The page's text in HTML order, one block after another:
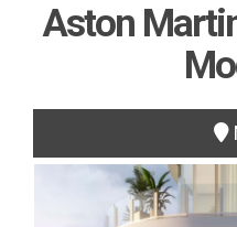
Aston